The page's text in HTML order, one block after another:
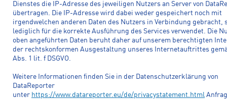
Dienstes die IP-Adresse des jeweiligen Nutzers an Server von
übertragen. Die IP-Adresse wird dabei weder gespeichert noch mit
irgendwelchen anderen Daten des Nutzers in Verbindung gebracht,
lediglich für die korrekte Ausführung des Services verwendet. Die
oben angeführten Daten beruht daher auf unserem berechtigten
der rechtskonformen Ausgestaltung unseres Internetauftrittes
Abs. 1 lit. f DSGVO.
Weitere Informationen finden Sie in der Datenschutzerklärung von
DataReporter
unter https://www.datareporter.eu/de/privacystatement.html